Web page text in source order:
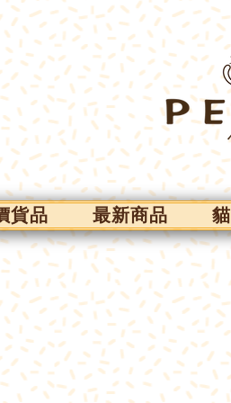
貨品 最新商品